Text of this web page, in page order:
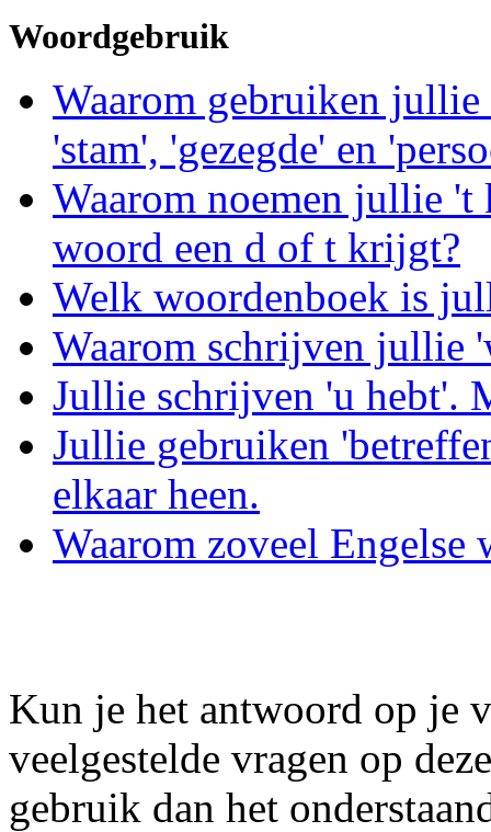
Woordgebruik
Waarom gebruiken
'stam', 'gezegde' en
Waarom noemen jullie
woord een d of t krijgt?
Welk woordenboek is
Waarom schrijven jullie
Jullie schrijven 'u hebt'.
Jullie gebruiken
elkaar heen.
Waarom zoveel Engelse
Kun je het antwoord op je
veelgestelde vragen op
gebruik dan het